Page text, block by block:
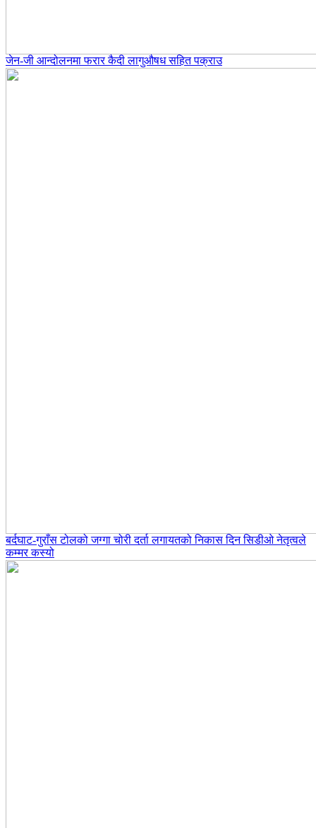
जेन-जी आन्दोलनमा फरार कैदी लागुऔषध सहित पक्राउ
बर्दघाट-गुराँस टोलको जग्गा चोरी दर्ता लगायतको निकास दिन सिडीओ नेतृत्वले
कम्मर कस्यो